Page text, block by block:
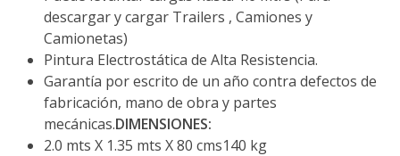
descargar y cargar Trailers , Camiones y
Camionetas)
Pintura Electrostática de Alta Resistencia.
Garantía por escrito de un año contra defectos de
fabricación, mano de obra y partes
mecánicas.DIMENSIONES:
2.0 mts X 1.35 mts X 80 cms140 kg